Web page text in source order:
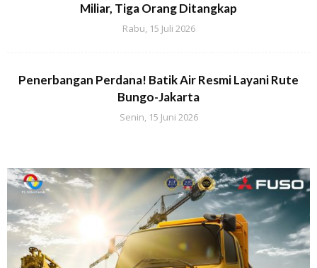
Miliar, Tiga Orang Ditangkap
Rabu, 15 Juli 2026
Penerbangan Perdana! Batik Air Resmi Layani Rute
Bungo-Jakarta
Senin, 15 Juni 2026